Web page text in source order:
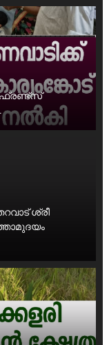
ഫ്രണ്ട്സ്
ശ്രീ